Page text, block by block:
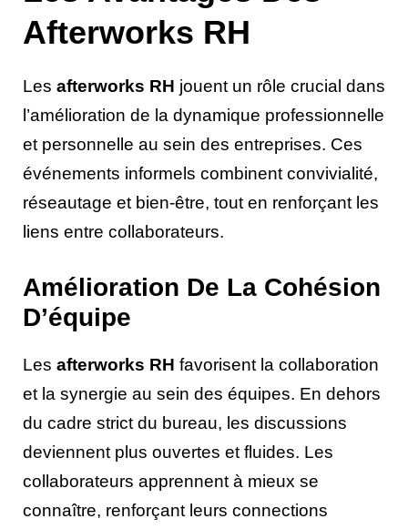
Afterworks RH
Les afterworks RH jouent un rôle crucial dans
l’amélioration de la dynamique professionnelle
et personnelle au sein des entreprises. Ces
événements informels combinent convivialité,
réseautage et bien-être, tout en renforçant les
liens entre collaborateurs.
Amélioration De La Cohésion
D’équipe
Les afterworks RH favorisent la collaboration
et la synergie au sein des équipes. En dehors
du cadre strict du bureau, les discussions
deviennent plus ouvertes et fluides. Les
collaborateurs apprennent à mieux se
connaître, renforçant leurs connections